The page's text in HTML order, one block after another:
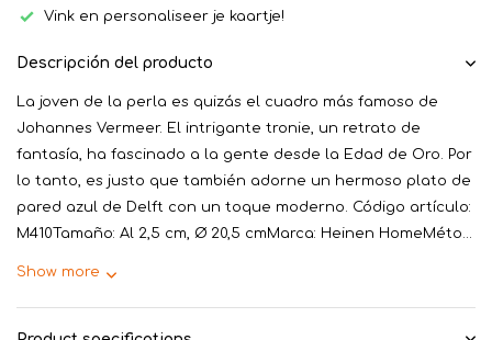
Vink en personaliseer je kaartje!
Descripción del producto
La joven de la perla es quizás el cuadro más famoso de
Johannes Vermeer. El intrigante tronie, un retrato de
fantasía, ha fascinado a la gente desde la Edad de Oro. Por
lo tanto, es justo que también adorne un hermoso plato de
pared azul de Delft con un toque moderno. Código artículo:
M410Tamaño: Al 2,5 cm, Ø 20,5 cmMarca: Heinen HomeMéto...
Show more